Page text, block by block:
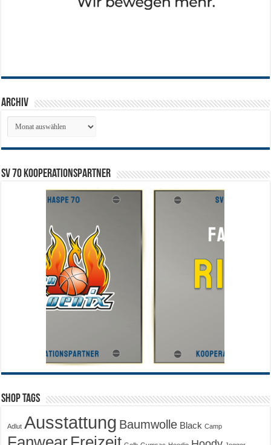
Archiv
Archiv
SV 70 Kooperationspartner
Shop Tags
Adlut Ausstattung Baumwolle Black Camp